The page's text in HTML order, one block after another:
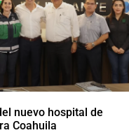
nuevo hospital de
Coahuila